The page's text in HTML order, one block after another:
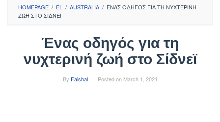
HOMEPAGE / EL / AUSTRALIA / ΈΝΑΣ ΟΔΗΓΌΣ ΓΙΑ ΤΗ ΝΥΧΤΕΡΙΝΉ
ΖΩΉ ΣΤΟ ΣΊΔΝΕΪ
Ένας οδηγός για τη
νυχτερινή ζωή στο Σίδνεϊ
By Faishal Posted on March 1, 2021